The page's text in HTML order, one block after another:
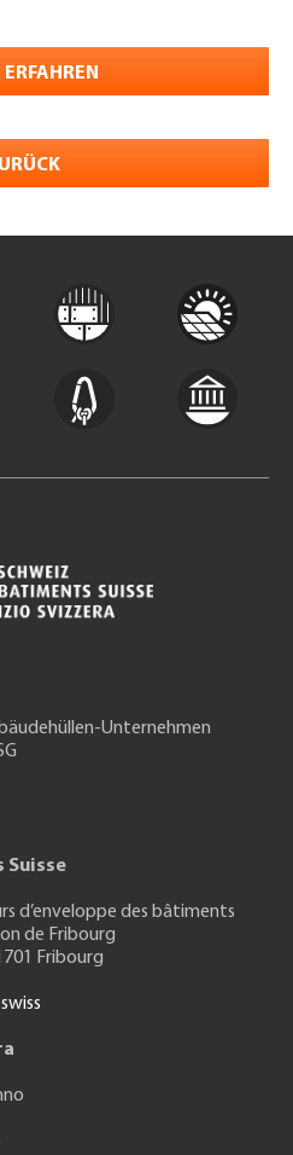
ERFAHREN
Unternehmen
Suisse
d’enveloppe des bâtiments
de Fribourg
Fribourg